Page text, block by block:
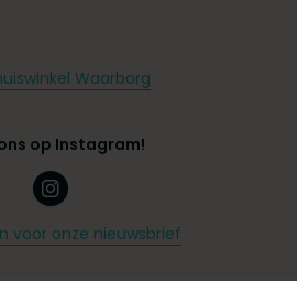
Waarborg
op Instagram!
voor onze nieuwsbrief